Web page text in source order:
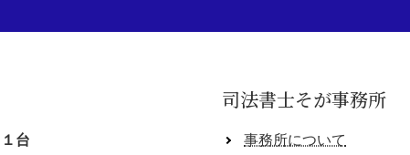
台
司法書士そが事務所
事務所について